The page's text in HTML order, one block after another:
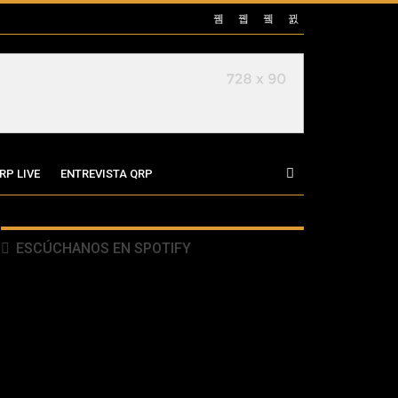
LIVE ENTREVISTA QRP
ESCÚCHANOS EN SPOTIFY